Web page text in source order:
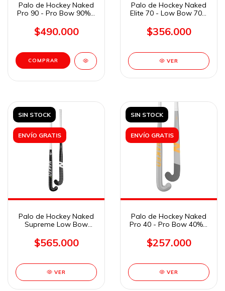
Palo de Hockey Naked
Pro 90 - Pro Bow 90% -
$490.000
COMPRAR
Palo de Hockey Naked
Elite 70 - Low Bow 70%
$356.000
VER
SIN STOCK
ENVÍO GRATIS
Palo de Hockey Naked
Supreme Low Bow
$565.000
VER
SIN STOCK
ENVÍO GRATIS
Palo de Hockey Naked
Pro 40 - Pro Bow 40% -
$257.000
VER